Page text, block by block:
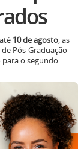
10 de agosto, as
Pós-Graduação
o segundo